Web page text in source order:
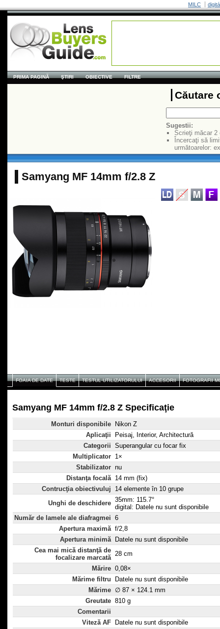
MILC
PRIMA PAGINĂ ŞTIRI OBIECTIVE FILTRE
Căutare
Sugestii:
Scrieţi măcar 2
Încercaţi să
următoarelor:
Samyang MF 14mm f/2.8 Z
FOAIA DE DATE TESTE TESTUL UTILIZATORULUI ACCESORII FOTOGRAFII
Samyang MF 14mm f/2.8 Z Specificaţie
Monturi disponibile
Nikon Z
Aplicaţii
Peisaj, Interior, Architectură
Categorii Superangular cu focar fix
Multiplicator 1×
Stabilizator nu
Distanţa focală 14 mm (fix)
Contrucţia obiectivuluj
14 elemente în 10 grupe
Unghi de deschidere 35mm: 115.7°
digital: Datele nu sunt disponibile
Număr de lamele ale diafragmei 6
Apertura maximă f/2,8
Apertura minimă
Datele nu sunt disponibile
Cea mai mică distanţă de
focalizare marcată
28 cm
Mărire 0,08×
Mărime filtru
Datele nu sunt disponibile
Mărime ∅ 87 × 124.1 mm
Greutate 810 g
Comentarii
Viteză AF
Datele nu sunt disponibile